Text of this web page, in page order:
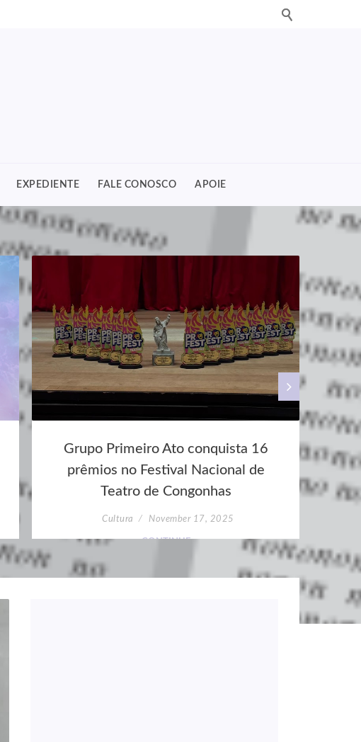
EXPEDIENTE FALE CONOSCO APOIE
Grupo Primeiro Ato conquista 16
prêmios no Festival Nacional de
Teatro de Congonhas
Cultura November 17, 2025
CONTINUE